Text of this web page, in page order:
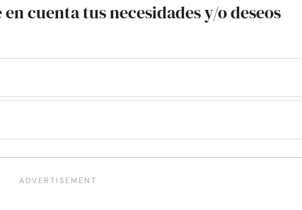
cuenta tus necesidades y/o deseos